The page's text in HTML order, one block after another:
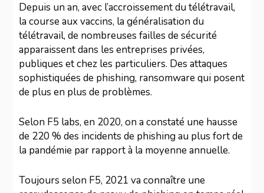
Depuis un an, avec l’accroissement du télétravail,
la course aux vaccins, la généralisation du
télétravail, de nombreuses failles de sécurité
apparaissent dans les entreprises privées,
publiques et chez les particuliers. Des attaques
sophistiquées de phishing, ransomware qui posent
de plus en plus de problèmes.
Selon F5 labs, en 2020, on a constaté une hausse
de 220 % des incidents de phishing au plus fort de
la pandémie par rapport à la moyenne annuelle.
Toujours selon F5, 2021 va connaître une